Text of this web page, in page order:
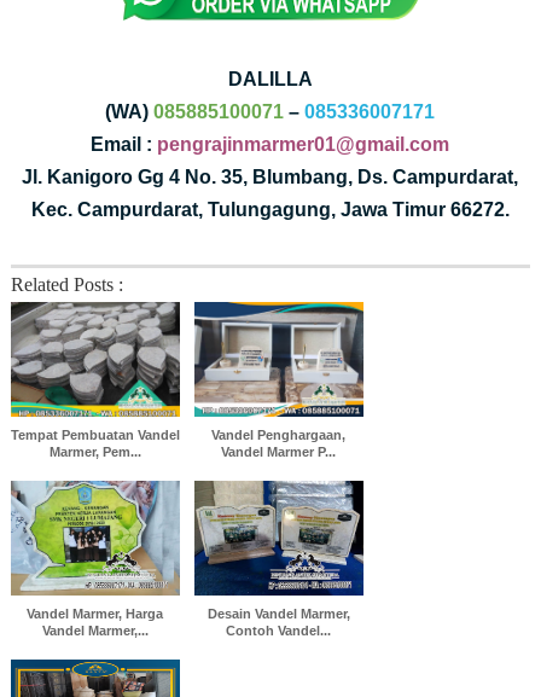
DALILLA
(WA)085885100071 –085336007171
Email : pengrajinmarmer01@gmail.com
Jl. Kanigoro Gg 4 No. 35, Blumbang, Ds. Campurdarat,
Kec. Campurdarat, Tulungagung, Jawa Timur 66272.
Related Posts :
Tempat Pembuatan Vandel
Marmer, Pem...
Vandel Penghargaan,
Vandel Marmer P...
Vandel Marmer, Harga
Vandel Marmer,...
Desain Vandel Marmer,
Contoh Vandel...